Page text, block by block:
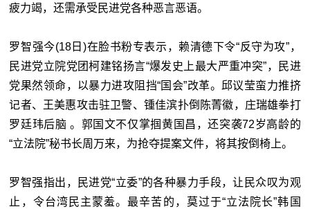
疲力竭，还需承受民进党各种恶言恶语。
罗智强今(18日)在脸书粉专表示，赖清德下令“反守为攻”，
民进党立院党团柯建铭扬言“爆发史上最大严重冲突”，民进
党果然领命，以暴力进攻阻挡“国会”改革。邱议莹蛮力推挤
记者、王美惠攻击驻卫警、锺佳滨扑倒陈菁徽，庄瑞雄拳打
罗廷玮后脑 。郭国文不仅掌掴黄国昌，还突袭72岁高龄的
“立法院”秘书长周万来，为抢夺提案文件，将其按倒椅上。
罗智强指出，民进党“立委”的各种暴力手段，让民众叹为观
止，令台湾民主蒙羞。最辛苦的，莫过于“立法院长”韩国